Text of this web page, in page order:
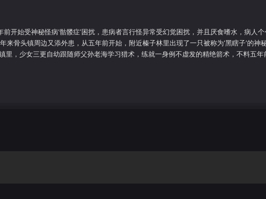
开始受神秘怪病‘骷髅症’困扰，患病者言行怪异常受幻觉困扰，并且厌食嗜水，病人
来骨头镇周边又添外患，从五年前开始，附近榛子林里出现了一只被称为‘黑瞎子’的神
少女三更自幼跟随师父孙老海学习猎术，练就一身例不虚发的精绝箭术，不料五年
击，多亏三更及时出现救下白小白一命，三更惊奇发现，黑瞎子不知为何竟恐惧白小白
明真相，三更蛮横的降白小白强扣回骨...